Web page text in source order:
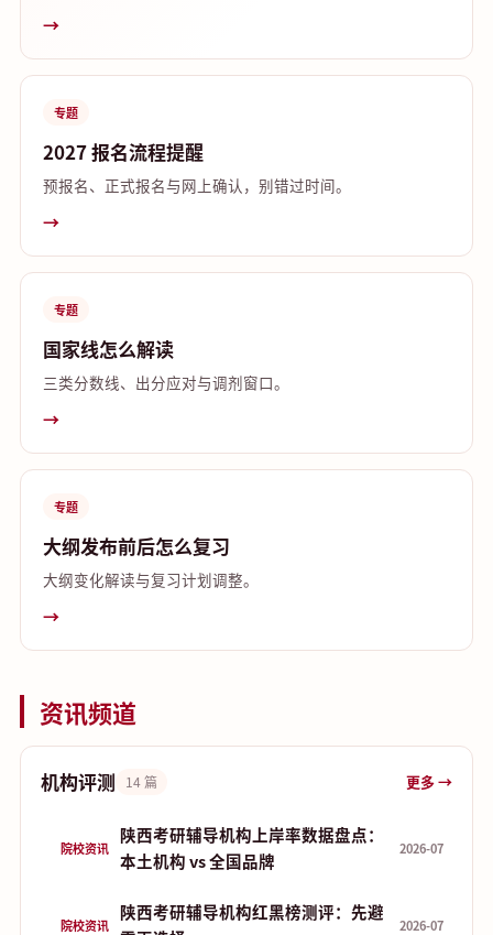
→
专题
2027 报名流程提醒
预报名、正式报名与网上确认，别错过时间。
→
专题
国家线怎么解读
三类分数线、出分应对与调剂窗口。
→
专题
大纲发布前后怎么复习
大纲变化解读与复习计划调整。
→
资讯频道
机构评测 14 篇 更多 →
院校资讯
陕西考研辅导机构上岸率数据盘点：
本土机构 vs 全国品牌
2026-07
院校资讯
陕西考研辅导机构红黑榜测评：先避
2026-07